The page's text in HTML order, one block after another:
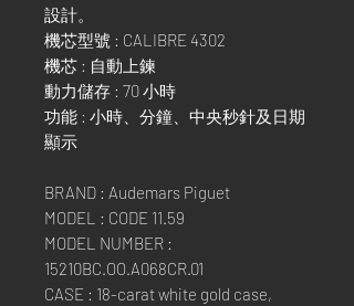
設計。
機芯型號 : CALIBRE 4302
機芯 : 自動上鍊
動力儲存 : 70 小時
功能 : 小時、分鐘、中央秒針及日期
顯示
BRAND : Audemars Piguet
MODEL : CODE 11.59
MODEL NUMBER :
15210BC.OO.A068CR.01
CASE : 18-carat white gold case,